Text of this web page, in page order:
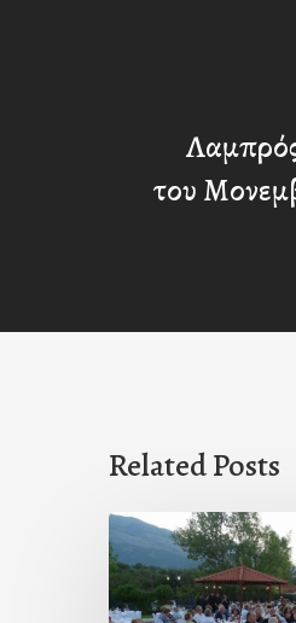
του
Related Posts
Πρόσκληση
προς
τους